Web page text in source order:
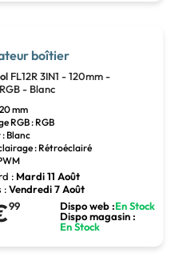
boîtier
FL12R 3IN1 - 120mm -
- Blanc
mm
RGB : RGB
: Blanc
: Rétroéclairé
: Mardi 11 Août
:Vendredi 7 Août
99 Dispo web :En Stock
Dispo magasin :
En Stock